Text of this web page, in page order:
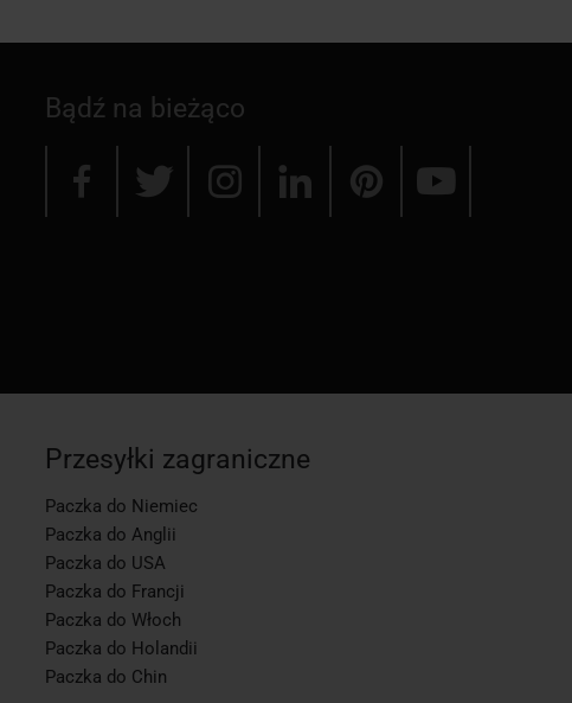
Bądź na bieżąco
Przesyłki zagraniczne
Paczka do Niemiec
Paczka do Anglii
Paczka do USA
Paczka do Francji
Paczka do Włoch
Paczka do Holandii
Paczka do Chin